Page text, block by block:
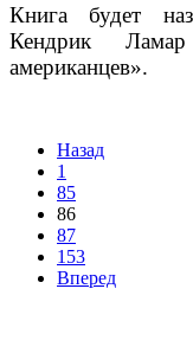
Книга будет
Кендрик
американцев».
Назад
1
85
86
87
153
Вперед